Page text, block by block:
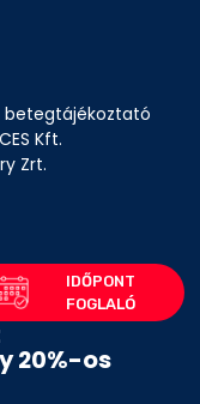
betegtájékoztató
Kft.
Zrt.
az akár 50%-
20%-os